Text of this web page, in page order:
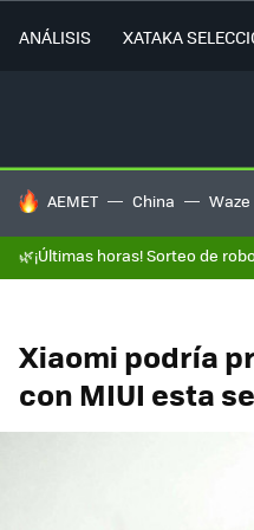
ANÁLISIS XATAKA
HOY SE HABLA DE
AEMET China Waze
🌿¡Últimas horas! Sorteo de
Xiaomi podría
con MIUI esta